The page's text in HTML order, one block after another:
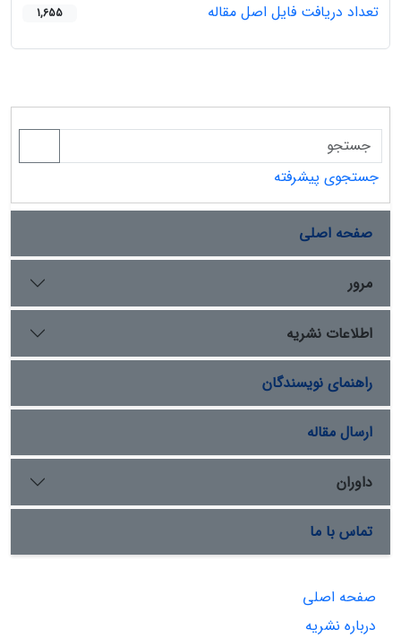
تعداد دریافت فایل اصل مقاله 1,655
جستجوی پیشرفته
صفحه اصلی
مرور
اطلاعات نشریه
راهنمای نویسندگان
ارسال مقاله
داوران
تماس با ما
صفحه اصلی
درباره نشریه